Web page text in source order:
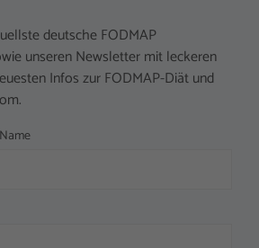
deutsche FODMAP
unseren Newsletter mit leckeren
Infos zur FODMAP-Diät und